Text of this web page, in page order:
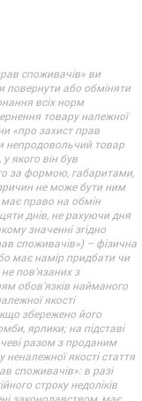
споживачів» ви
повернути або обміняти
всіх норм
товару належної
«про захист прав
непродовольчий товар
якого він був
за формою, габаритами,
не може бути ним
право на обмін
днів, не рахуючи дня
значенні згідно
споживачів») – фізична
має намір придбати чи
пов’язаних з
обов’язків найманого
якості
збережено його
ярлики; на підставі
разом з проданим
якості стаття
споживачів»: в разі
строку недоліків
законодавством, має